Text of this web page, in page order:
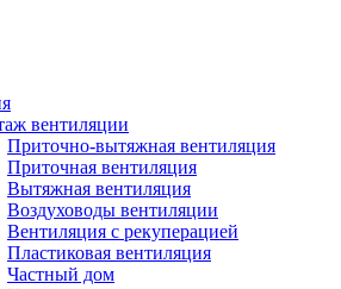
вентиляции
Приточно-вытяжная вентиляция
Приточная вентиляция
Вытяжная вентиляция
Воздуховоды вентиляции
Вентиляция с рекуперацией
Пластиковая вентиляция
Частный дом